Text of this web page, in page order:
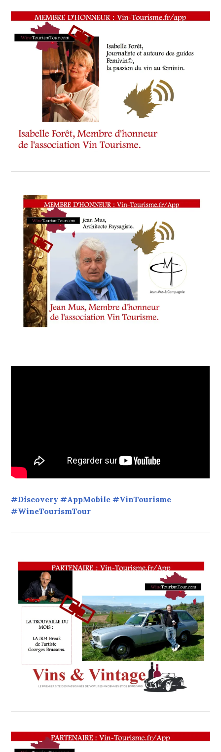
#Discovery #AppMobile #VinTourisme
#WineTourismTour